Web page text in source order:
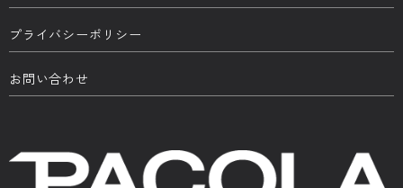
プライバシーポリシー
お問い合わせ